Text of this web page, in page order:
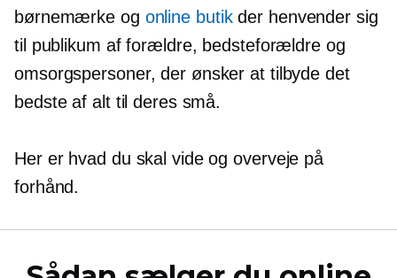
børnemærke og online butikder henvender sig
til publikum af forældre, bedsteforældre og
omsorgspersoner, der ønsker at tilbyde det
bedste af alt til deres små.
Her er hvad du skal vide og overveje på
forhånd.